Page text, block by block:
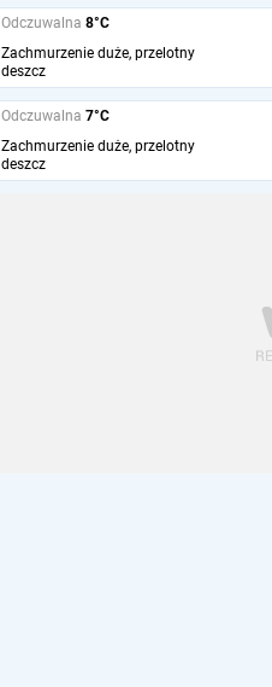
Odczuwalna 8°C
Zachmurzenie duże, przelotny
deszcz
Odczuwalna 7°C
Zachmurzenie duże, przelotny
deszcz